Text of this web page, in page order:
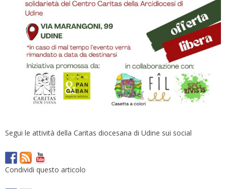
Segui le attività della Caritas diocesana di Udine sui social
Condividi questo articolo